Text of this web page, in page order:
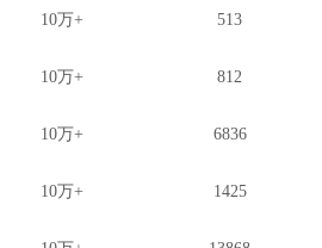
10万+ 513
10万+ 812
10万+ 6836
10万+ 1425